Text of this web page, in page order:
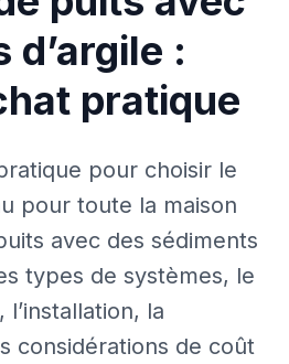
d’argile :
pratique
pour choisir le
pour toute la maison
avec des sédiments
types de systèmes, le
la
considérations de coût